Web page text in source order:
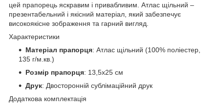
цей прапорець яскравим і привабливим. Атлас щільний –
презентабельний і якісний матеріал, який забезпечує
високоякісне зображення та гарний вигляд.
Характеристики
Матеріал прапорця: Атлас щільний (100% поліестер,
135 г/м.кв.)
Розмір прапорця: 13,5х25 см
Друк: Двосторонній сублімаційний друк
Додаткова комплектація